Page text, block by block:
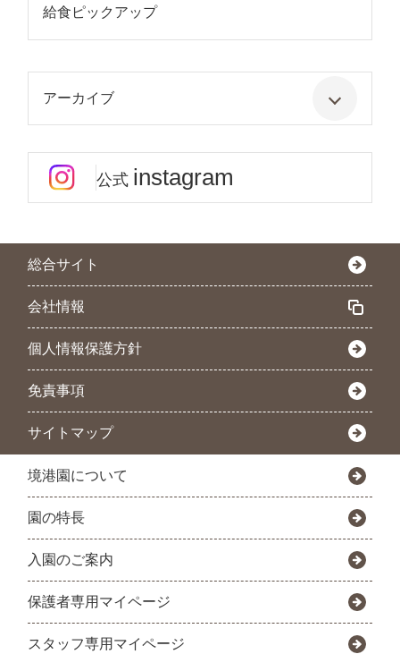
給食ピックアップ
アーカイブ
公式 instagram
総合サイト
会社情報
個人情報保護方針
免責事項
サイトマップ
境港園について
園の特長
入園のご案内
保護者専用マイページ
スタッフ専用マイページ